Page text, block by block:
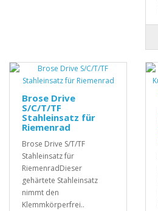
Brose Drive
S/C/T/TF
Stahleinsatz für
Riemenrad
Brose Drive S/T/TF
Stahleinsatz für
RiemenradDieser
gehärtete Stahleinsatz
nimmt den
Klemmkörperfrei..